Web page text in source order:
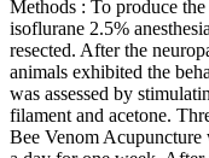
Methods : To produce
isoflurane 2.5%
resected. After the
animals exhibited the
was assessed by
filament and acetone.
Bee Venom